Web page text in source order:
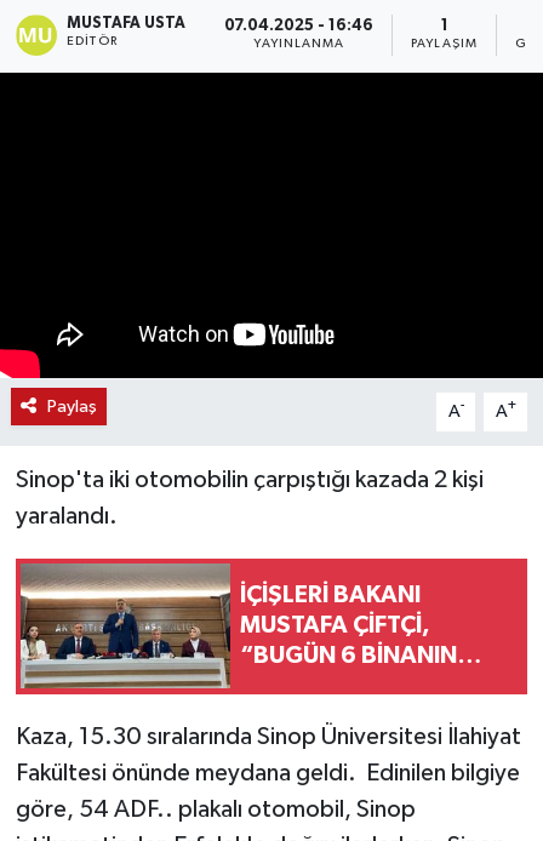
MUSTAFA USTA
EDITÖR
07.04.2025 - 16:46
YAYINLANMA
1
PAYLAŞIM
Paylaş A- A+
Sinop'ta iki otomobilin çarpıştığı kazada 2 kişi
yaralandı.
İÇİŞLERİ BAKANI
MUSTAFA ÇİFTÇİ,
“BUGÜN 6 BİNANIN
BUNLARIN TOPLAM
MALİYETİ DE 525
MİLYONU BULUYOR”
Kaza, 15.30 sıralarında Sinop Üniversitesi İlahiyat
Fakültesi önünde meydana geldi. Edinilen bilgiye
göre, 54 ADF.. plakalı otomobil, Sinop